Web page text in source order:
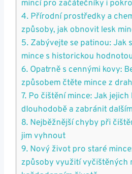
mincí ​pro začátečníky i
4. Přírodní prostředky‌ a⁣
způsoby, jak obnovit lesk​
5.‍ Zabývejte se patinou: Jak
mince ​s historickou
6. Opatrně ​s cennými ‍kovy:
způsobem čtěte mince z
7. Po čištění mince: Jak
dlouhodobě a zabránit​
8. Nejběžnější chyby‌ při
jim vyhnout
9. Nový život pro staré
způsoby využití vyčištěných